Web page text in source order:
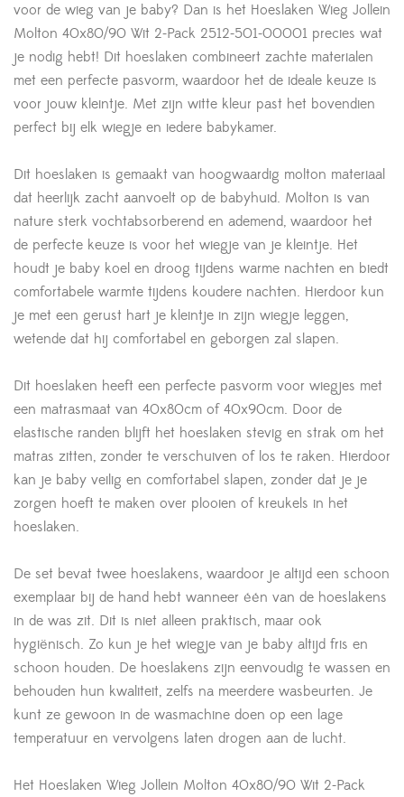
voor de wieg van je baby? Dan is het Hoeslaken Wieg Jollein
Molton 40x80/90 Wit 2-Pack 2512-501-00001 precies wat
je nodig hebt! Dit hoeslaken combineert zachte materialen
met een perfecte pasvorm, waardoor het de ideale keuze is
voor jouw kleintje. Met zijn witte kleur past het bovendien
perfect bij elk wiegje en iedere babykamer.
Dit hoeslaken is gemaakt van hoogwaardig molton materiaal
dat heerlijk zacht aanvoelt op de babyhuid. Molton is van
nature sterk vochtabsorberend en ademend, waardoor het
de perfecte keuze is voor het wiegje van je kleintje. Het
houdt je baby koel en droog tijdens warme nachten en biedt
comfortabele warmte tijdens koudere nachten. Hierdoor kun
je met een gerust hart je kleintje in zijn wiegje leggen,
wetende dat hij comfortabel en geborgen zal slapen.
Dit hoeslaken heeft een perfecte pasvorm voor wiegjes met
een matrasmaat van 40x80cm of 40x90cm. Door de
elastische randen blijft het hoeslaken stevig en strak om het
matras zitten, zonder te verschuiven of los te raken. Hierdoor
kan je baby veilig en comfortabel slapen, zonder dat je je
zorgen hoeft te maken over plooien of kreukels in het
hoeslaken.
De set bevat twee hoeslakens, waardoor je altijd een schoon
exemplaar bij de hand hebt wanneer één van de hoeslakens
in de was zit. Dit is niet alleen praktisch, maar ook
hygiënisch. Zo kun je het wiegje van je baby altijd fris en
schoon houden. De hoeslakens zijn eenvoudig te wassen en
behouden hun kwaliteit, zelfs na meerdere wasbeurten. Je
kunt ze gewoon in de wasmachine doen op een lage
temperatuur en vervolgens laten drogen aan de lucht.
Het Hoeslaken Wieg Jollein Molton 40x80/90 Wit 2-Pack